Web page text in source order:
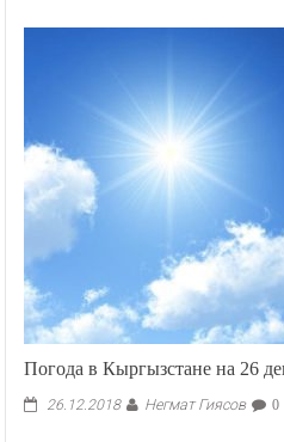
Погода в Кыргызстане на 26
26.12.2018 Негмат Гиясов 0